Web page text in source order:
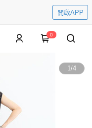
開啟APP
0
1/4